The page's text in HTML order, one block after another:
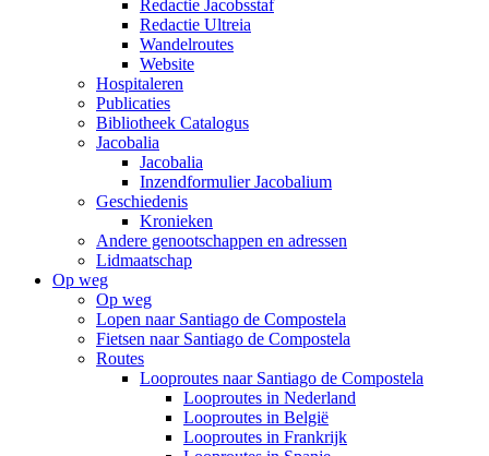
Redactie Jacobsstaf
Redactie Ultreia
Wandelroutes
Website
Hospitaleren
Publicaties
Bibliotheek Catalogus
Jacobalia
Jacobalia
Inzendformulier Jacobalium
Geschiedenis
Kronieken
Andere genootschappen en adressen
Lidmaatschap
Op weg
Op weg
Lopen naar Santiago de Compostela
Fietsen naar Santiago de Compostela
Routes
Looproutes naar Santiago de Compostela
Looproutes in Nederland
Looproutes in België
Looproutes in Frankrijk